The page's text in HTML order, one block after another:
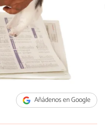
Añádenos en Google